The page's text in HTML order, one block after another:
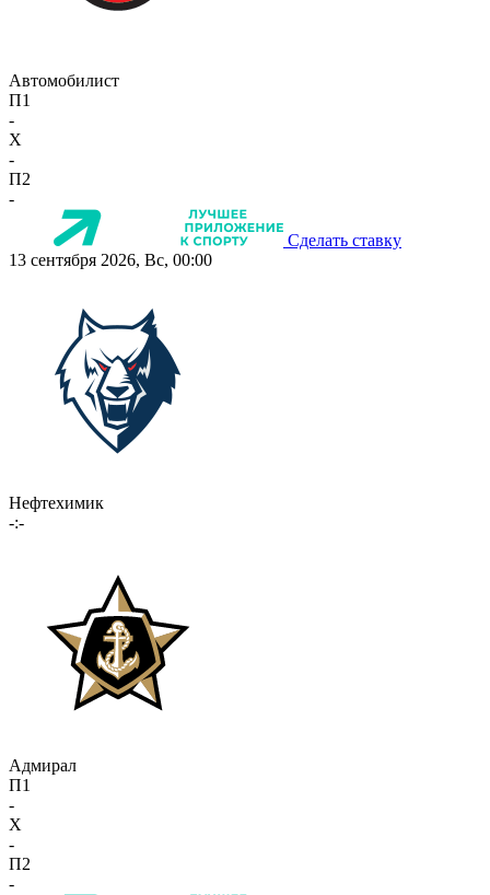
Автомобилист
П1
-
X
-
П2
-
Сделать ставку
13 сентября 2026, Вс, 00:00
Нефтехимик
-:-
Адмирал
П1
-
X
-
П2
-